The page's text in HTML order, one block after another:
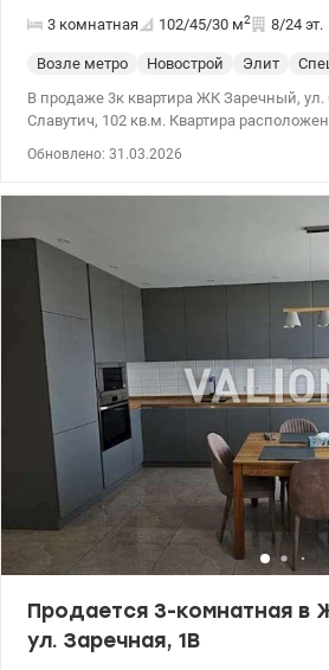
3 комнатная 102/45/30 м2 8/24 эт.
Возле метро Новострой Элит
В продаже 3к квартира ЖК Заречный, ул.
Славутич, 102 кв.м. Квартира
магазины и рестораны. Потрясающий
закат будут радовать каждый день. тел 0442001080
valion.ua/947996
Обновлено: 31.03.2026
Продается 3-комнатная в
ул. Заречная, 1В